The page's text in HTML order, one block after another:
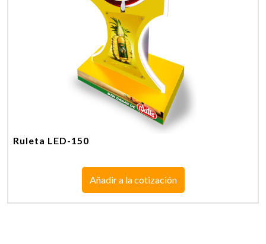
Ruleta LED-150
Añadir a la cotización